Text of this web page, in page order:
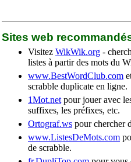
Sites web
Visitez WikWik.org -
listes à partir des mots du
www.BestWordClub.com
scrabble duplicate en ligne.
1Mot.net pour jouer avec
suffixes, les préfixes, etc.
Ortograf.ws pour chercher
www.ListesDeMots.com
de scrabble.